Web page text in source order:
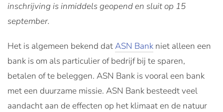
inschrijving is inmiddels geopend en sluit op 15
september.
Het is algemeen bekend datASN Bank niet alleen een
bank is om als particulier of bedrijf bij te sparen,
betalen of te beleggen. ASN Bank is vooral een bank
met een duurzame missie. ASN Bank besteedt veel
aandacht aan de effecten op het klimaat en de natuur